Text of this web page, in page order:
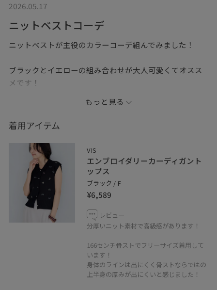
2026.05.17
ニットベストコーデ
ニットベストが主役のカラーコーデ組んでみました！
ブラックとイエローの組み合わせが大人可愛くてオスス
メです！
お気に入りのコーデです！
▷information
投稿やスタッフをハートボタンからお気に入り追加して
いただくと、【お気に入り】タブから投稿をご覧頂きや
すくなります！
ぜひお試しください❤️
LINEで在庫のお問い合わせや商品、コーディネートのご
相談など是非お気軽にお問い合わせくださいませ。
もっと見る
着用アイテム
VIS
エンブロイダリーカーディガント
ップス
ブラック / F
¥6,589
レビュー
分厚いニット素材で高級感があります！
166センチ骨ストでフリーサイズ着用して
います！
身体のラインは出にくく骨ストならではの
上半身の厚みが出にくいと感じました！